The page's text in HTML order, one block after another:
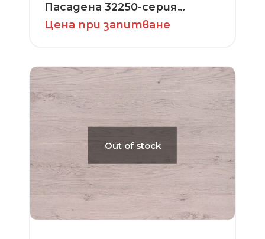
Пасадена 32250-серия
Adventure
Цена при запитване
Out of stock